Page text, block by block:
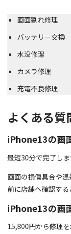
画面割れ修理
バッテリー交換
水没修理
カメラ修理
充電不良修理
よくある質
iPhone13の画
最短30分で完了しま
画面の損傷具合や
前に店舗へ確認する
iPhone13の画
15,800円から修理を